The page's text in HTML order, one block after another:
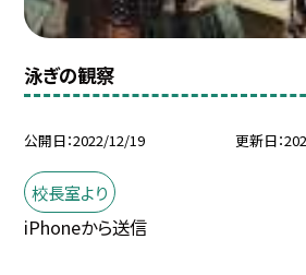
泳ぎの観察
公開日 2022/12/19 更新日
校長室より
iPhoneから送信